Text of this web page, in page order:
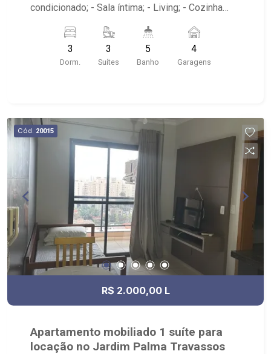
condicionado; - Sala íntima; - Living; - Cozinha
Lavabo; - Área de serviço com banheiro; -
Varanda gourmet com churrasqueira; - Condômino
com Portaria 24hr,edifício com elevador Espaço
Supermercado, Praça Mateus Nader Nemer e
Oba Hortifruti Farm;
3
Dorm.
3
Suítes
5
Banho
4
Garagens
Cód. 20015
R$ 2.000,00 L
Apartamento mobiliado 1 suíte para
locação no Jardim Palma Travassos